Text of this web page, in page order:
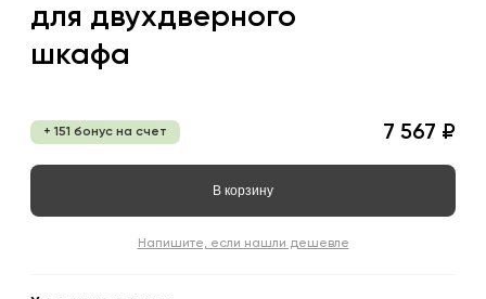
для двухдверного
шкафа
+ 151 бонус на счет 7 567 ₽
В корзину
Напишите, если нашли дешевле